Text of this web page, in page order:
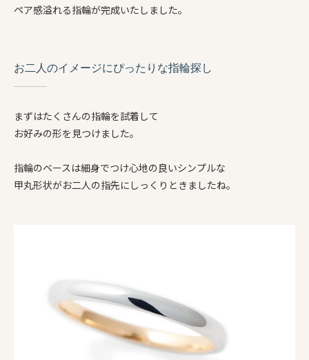
ペア感溢れる指輪が完成いたしました。
お二人のイメージにぴったりな指輪探し
まずはたくさんの指輪を試着して
お好みの形を見つけました。
指輪のベースは細身でつけ心地の良いシンプルな
甲丸形状がお二人の指先にしっくりときましたね。